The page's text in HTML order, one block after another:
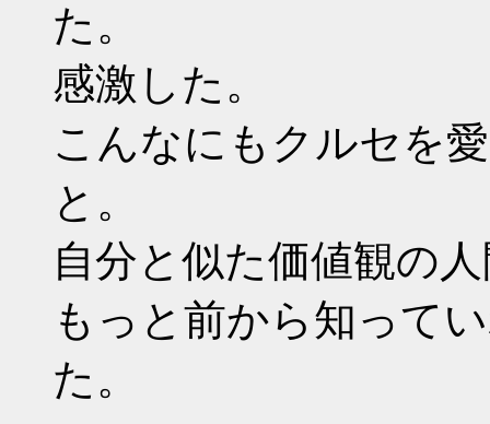
た。
感激した。
こんなにもクルセを
と。
自分と似た価値観の
もっと前から知って
た。